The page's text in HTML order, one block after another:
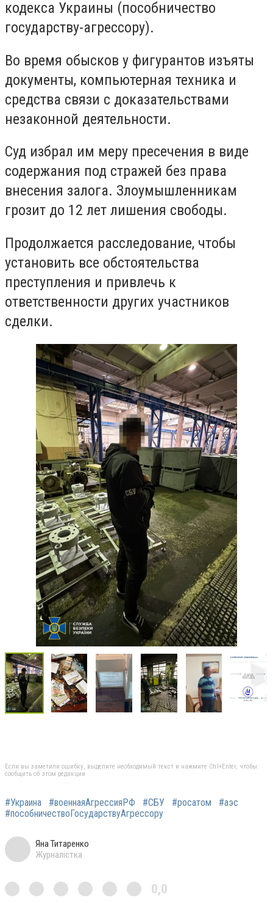
кодекса Украины (пособничество
государству-агрессору).
Во время обысков у фигурантов изъяты
документы, компьютерная техника и
средства связи с доказательствами
незаконной деятельности.
Суд избрал им меру пресечения в виде
содержания под стражей без права
внесения залога. Злоумышленникам
грозит до 12 лет лишения свободы.
Продолжается расследование, чтобы
установить все обстоятельства
преступления и привлечь к
ответственности других участников
сделки.
Если вы заметили ошибку, выделите необходимый текст и нажмите Ctrl+Enter, чтобы
сообщить об этом редакции
#Украина #военнаяАгрессияРФ #СБУ #росатом
#аэс
#пособничествоГосударствуАгрессору
Яна Титаренко
Журналістка
0,0